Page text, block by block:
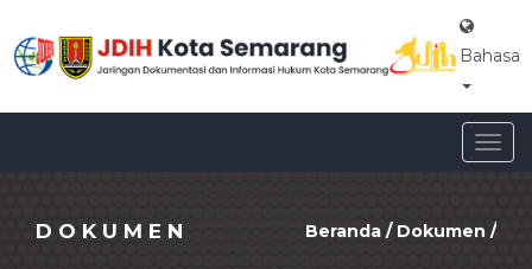
Bahasa
DOKUMEN Beranda / Dokumen /